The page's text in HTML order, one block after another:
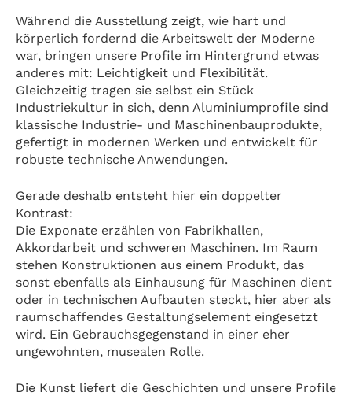
Während die Ausstellung zeigt, wie hart und
körperlich fordernd die Arbeitswelt der Moderne
war, bringen unsere Profile im Hintergrund etwas
anderes mit: Leichtigkeit und Flexibilität.
Gleichzeitig tragen sie selbst ein Stück
Industriekultur in sich, denn Aluminiumprofile sind
klassische Industrie- und Maschinenbauprodukte,
gefertigt in modernen Werken und entwickelt für
robuste technische Anwendungen.
Gerade deshalb entsteht hier ein doppelter
Kontrast:
Die Exponate erzählen von Fabrikhallen,
Akkordarbeit und schweren Maschinen. Im Raum
stehen Konstruktionen aus einem Produkt, das
sonst ebenfalls als Einhausung für Maschinen dient
oder in technischen Aufbauten steckt, hier aber als
raumschaffendes Gestaltungselement eingesetzt
wird. Ein Gebrauchsgegenstand in einer eher
ungewohnten, musealen Rolle.
Die Kunst liefert die Geschichten und unsere Profile